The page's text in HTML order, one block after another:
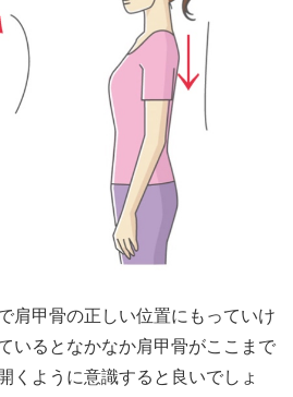
肩甲骨の正しい位置にもっていけ
いるとなかなか肩甲骨がここまで
くように意識すると良いでしょ